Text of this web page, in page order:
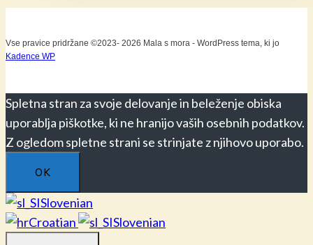
Vse pravice pridržane ©2023- 2026 Mala s mora - WordPress tema, ki jo
Kadence WP
Spletna stran za svoje delovanje in beleženje obiska
uporablja piškotke, ki ne hranijo vaših osebnih podatkov.
Z ogledom spletne strani se strinjate z njihovo uporabo.
OK
Slovenian
Croatian
Slovenian